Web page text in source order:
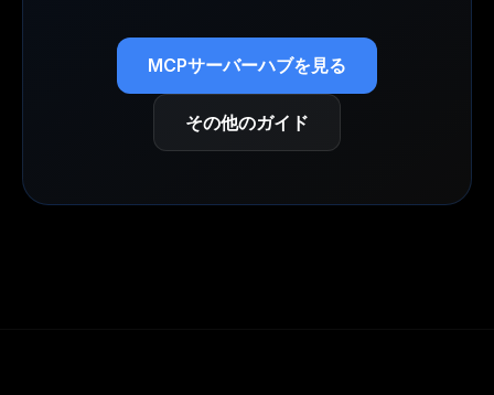
MCPサーバーハブを見る
その他のガイド